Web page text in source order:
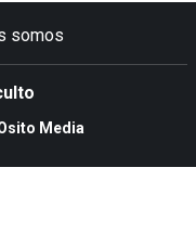
somos
Media